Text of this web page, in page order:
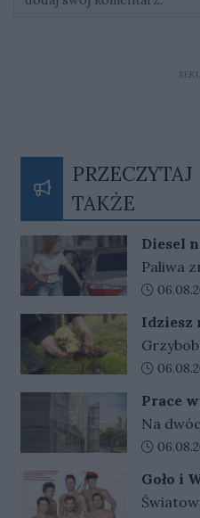
PRZECZYTAJ
TAKŻE
Diesel
Rząd
stawia
Paliwa
powrotu
nie ma.
Data
Idziesz
telefon
chwila
Data
Prace
Tak
Na
przy ul.
postęp
są
Data
Goło i